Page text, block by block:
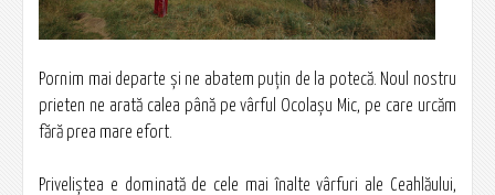
Pornim mai departe şi ne abatem puţin de la potecă. Noul nostru
prieten ne arată calea până pe vârful Ocolașu Mic, pe care urcăm
fără prea mare efort.
Priveliştea e dominată de cele mai înalte vârfuri ale Ceahlăului,